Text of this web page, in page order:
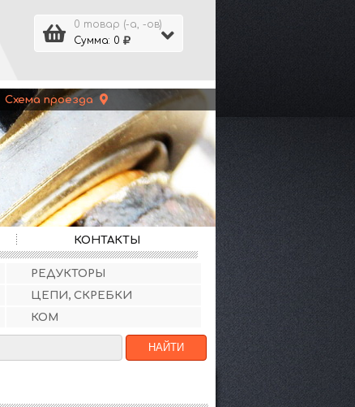
0 товар (-а, -ов)
Сумма: 0
Схема проезда
КОНТАКТЫ
РЕДУКТОРЫ
ЦЕПИ, СКРЕБКИ
КОМ